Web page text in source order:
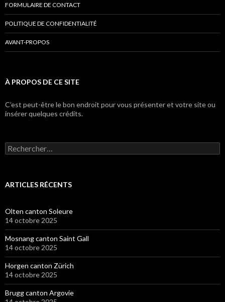
FORMULAIRE DE CONTACT
POLITIQUE DE CONFIDENTIALITÉ
AVANT-PROPOS
À PROPOS DE CE SITE
C’est peut-être le bon endroit pour vous présenter et votre site ou
insérer quelques crédits.
Rechercher :
ARTICLES RÉCENTS
Olten canton Soleure
14 octobre 2025
Mosnang canton Saint Gall
14 octobre 2025
Horgen canton Zürich
14 octobre 2025
Brugg canton Argovie